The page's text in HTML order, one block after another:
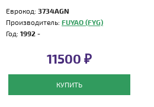
Еврокод: 3734AGN
Производитель: FUYAO (FYG)
Год: 1992 -
11500 ₽
КУПИТЬ